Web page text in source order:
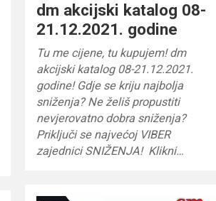
dm akcijski katalog 08-
21.12.2021. godine
Tu me cijene, tu kupujem! dm
akcijski katalog 08-21.12.2021.
godine! Gdje se kriju najbolja
sniženja? Ne želiš propustiti
nevjerovatno dobra sniženja?
Priključi se najvećoj VIBER
zajednici SNIŽENJA! Klikni…